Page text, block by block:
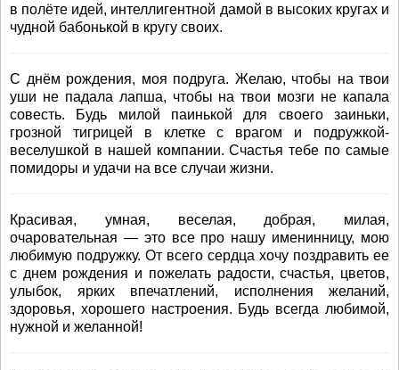
в полёте идей, интеллигентной дамой в высоких кругах и
чудной бабонькой в кругу своих.
С днём рождения, моя подруга. Желаю, чтобы на твои
уши не падала лапша, чтобы на твои мозги не капала
совесть. Будь милой паинькой для своего заиньки,
грозной тигрицей в клетке с врагом и подружкой-
веселушкой в нашей компании. Счастья тебе по самые
помидоры и удачи на все случаи жизни.
Красивая, умная, веселая, добрая, милая,
очаровательная — это все про нашу именинницу, мою
любимую подружку. От всего сердца хочу поздравить ее
с днем рождения и пожелать радости, счастья, цветов,
улыбок, ярких впечатлений, исполнения желаний,
здоровья, хорошего настроения. Будь всегда любимой,
нужной и желанной!